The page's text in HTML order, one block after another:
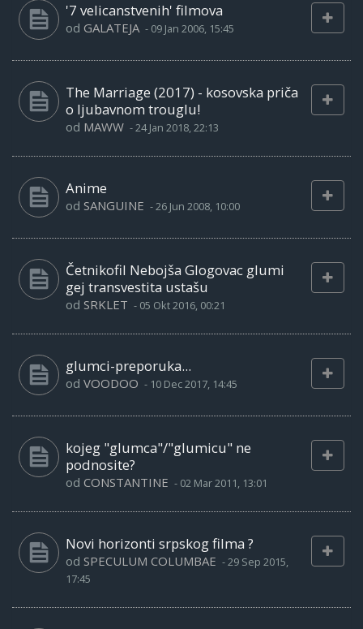
'7 velicanstvenih' filmova
od GALATEJA - 09 Jan 2006, 15:45
The Marriage (2017) - kosovska priča
o ljubavnom trouglu!
od MAWW -24 Jan 2018, 22:13
Anime
od SANGUINE -26 Jun 2008, 10:00
Četnikofil Nebojša Glogovac glumi
gej transvestita ustašu
od SRKLET - 05 Okt 2016, 00:21
glumci-preporuka...
od VOODOO - 10 Dec 2017, 14:45
kojeg "glumca"/"glumicu" ne
podnosite?
od CONSTANTINE - 02 Mar 2011, 13:01
Novi horizonti srpskog filma ?
od SPECULUM COLUMBAE -29 Sep 2015,
17:45